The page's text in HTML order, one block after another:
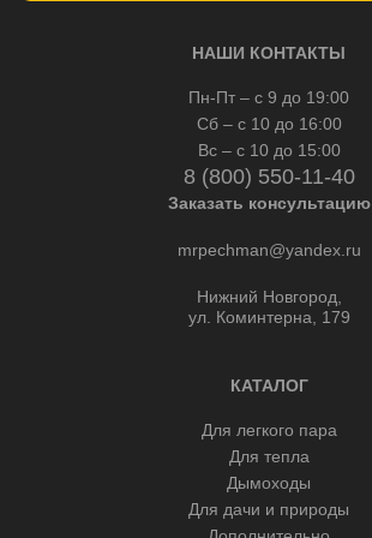
НАШИ КОНТАКТЫ
Пн-Пт – с 9 до 19:00
Сб – с 10 до 16:00
Вс – с 10 до 15:00
8 (800) 550-11-40
Заказать консультацию
mrpechman@yandex.ru
Нижний Новгород,
ул. Коминтерна, 179
КАТАЛОГ
Для легкого пара
Для тепла
Дымоходы
Для дачи и природы